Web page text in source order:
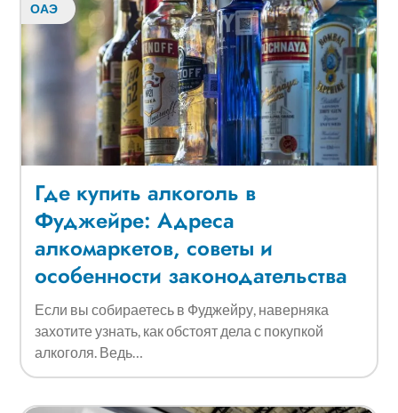
ОАЭ
Где купить алкоголь в
Фуджейре: Адреса
алкомаркетов, советы и
особенности законодательства
Если вы собираетесь в Фуджейру, наверняка
захотите узнать, как обстоят дела с покупкой
алкоголя. Ведь…